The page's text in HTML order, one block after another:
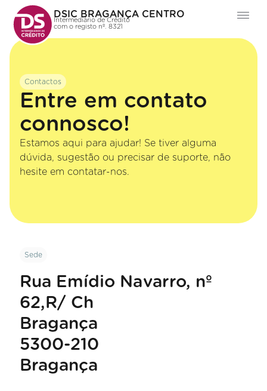
DSIC BRAGANÇA CENTRO
Intermediário de Crédito
com o registo nº. 8321
Contactos
Entre em contato
connosco!
Estamos aqui para ajudar! Se tiver alguma
dúvida, sugestão ou precisar de suporte, não
hesite em contatar-nos.
Sede
Rua Emídio Navarro, nº
62,R/ Ch
Bragança
5300-210
Bragança